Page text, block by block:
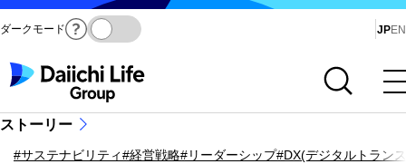
ダークモード JPEN
サイト内検索を開く
メインメニューを開く
ストーリー
#サステナビリティ#経営戦略#リーダーシップ#DX(デジタルトラン